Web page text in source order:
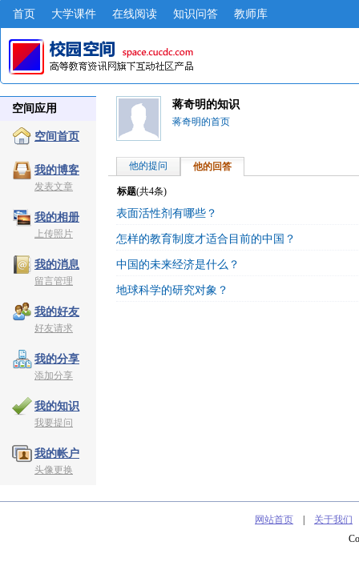
首页 大学课件 在线阅读 知识问答 教师库
空间应用
空间首页
我的博客
发表文章
我的相册
上传照片
我的消息
留言管理
我的好友
好友请求
我的分享
添加分享
我的知识
我要提问
我的帐户
头像更换
蒋奇明的知识
蒋奇明的首页
他的提问 他的回答
标题(共4条)
表面活性剂有哪些？
怎样的教育制度才适合目前的中国？
中国的未来经济是什么？
地球科学的研究对象？
网站首页 关于我们